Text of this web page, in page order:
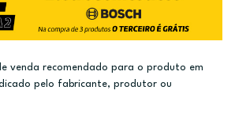
venda recomendado para o produto em
pelo fabricante, produtor ou